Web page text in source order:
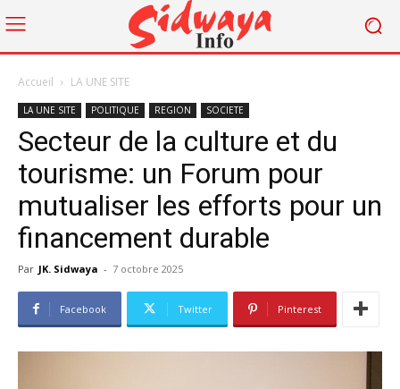
Accueil LA UNE SITE
LA UNE SITE POLITIQUE REGION SOCIETE
Secteur de la culture et du
tourisme: un Forum pour
mutualiser les efforts pour un
financement durable
Par JK. Sidwaya - 7 octobre 2025
Facebook Twitter Pinterest